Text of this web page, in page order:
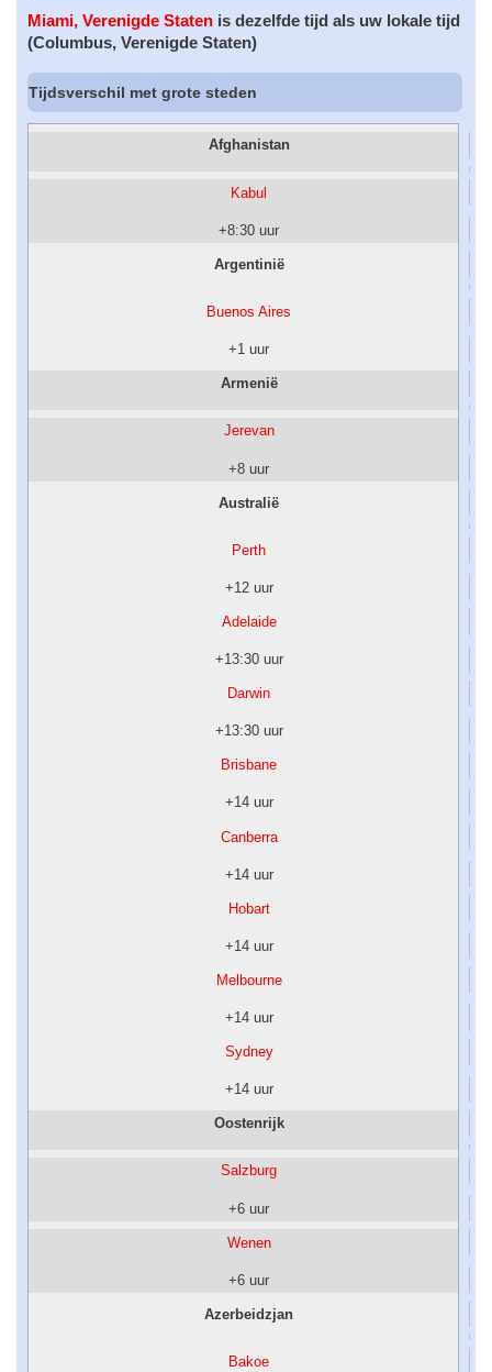
Miami, Verenigde Staten is dezelfde tijd als uw lokale tijd
(Columbus, Verenigde Staten)
Tijdsverschil met grote steden
Afghanistan
Kabul
+8:30 uur
Argentinië
Buenos Aires
+1 uur
Armenië
Jerevan
+8 uur
Australië
Perth
+12 uur
Adelaide
+13:30 uur
Darwin
+13:30 uur
Brisbane
+14 uur
Canberra
+14 uur
Hobart
+14 uur
Melbourne
+14 uur
Sydney
+14 uur
Oostenrijk
Salzburg
+6 uur
Wenen
+6 uur
Azerbeidzjan
Bakoe